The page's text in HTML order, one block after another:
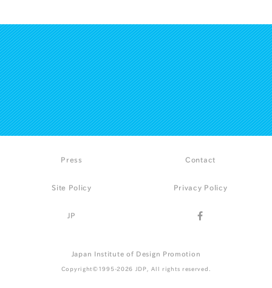
Press Contact
Site Policy Privacy Policy
JP
Japan Institute of Design Promotion
Copyright©1995-2026 JDP, All rights reserved.